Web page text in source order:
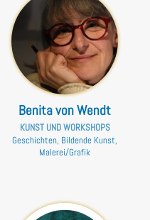
Benita von Wendt
KUNST UND WORKSHOPS
Geschichten, Bildende Kunst,
Malerei/Grafik